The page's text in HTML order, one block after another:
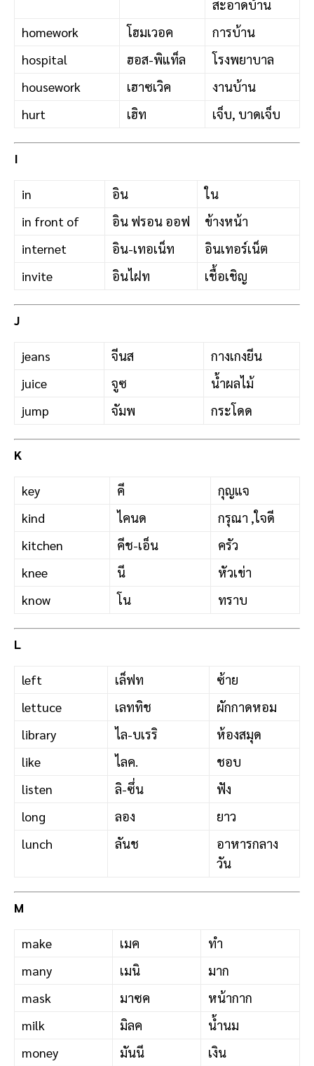
สะอาดบ้าน
homework
โฮมเวอค
การบ้าน
hospital
ฮอส-พิแท็ล
โรงพยาบาล
housework
เฮาซเวิค
งานบ้าน
hurt
เฮิท เจ็บ, บาดเจ็บ
I
in อิน
ใน
in front of
อิน ฟรอน ออฟ
ข้างหน้า
internet
อิน-เทอเน็ท
อินเทอร์เน็ต
invite
อินไฝท เชื้อเชิญ
J
jeans จีนส
กางเกงยีน
juice
จูซ
น้ำผลไม้
jump
จัมพ กระโดด
K
key คี
กุญแจ
kind
ไคนด
กรุณา ,ใจดี
kitchen
คีช-เอ็น
ครัว
knee
นี
หัวเข่า
know
โน ทราบ
L
left เล็ฟท
ซ้าย
lettuce
เลททิช
ผักกาดหอม
library
ไล-บเรริ
ห้องสมุด
like
ไลค.
ชอบ
listen
ลิ-ซึ่น
ฟัง
long
ลอง
ยาว
lunch
ลันช
อาหารกลาง
วัน
M
make เมค
ทำ
many
เมนิ
มาก
mask
มาซค
หน้ากาก
milk
มิลค
น้ำนม
money
มันนี
เงิน